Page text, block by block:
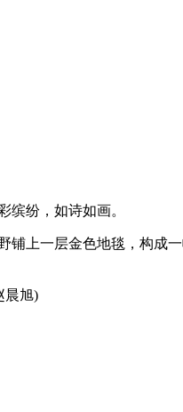
纷，如诗如画。
上一层金色地毯，构成
晨旭)